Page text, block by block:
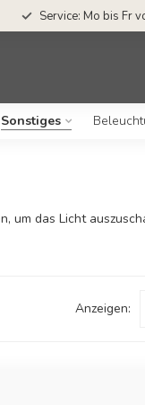
Service: Mo bis Fr
Sonstiges
das Licht
Anzeigen: